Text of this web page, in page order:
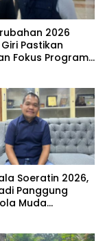
2026
Pastikan
Fokus Program
Soeratin 2026,
Panggung
Muda